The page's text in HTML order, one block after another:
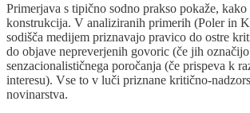
Primerjava s tipično sodno prakso pokaže, kako
konstrukcija. V analiziranih primerih (Poler in
sodišča medijem priznavajo pravico do ostre
do objave nepreverjenih govoric (če jih
senzacionalističnega poročanja (če prispeva k
interesu). Vse to v luči priznane kritično-
novinarstva.